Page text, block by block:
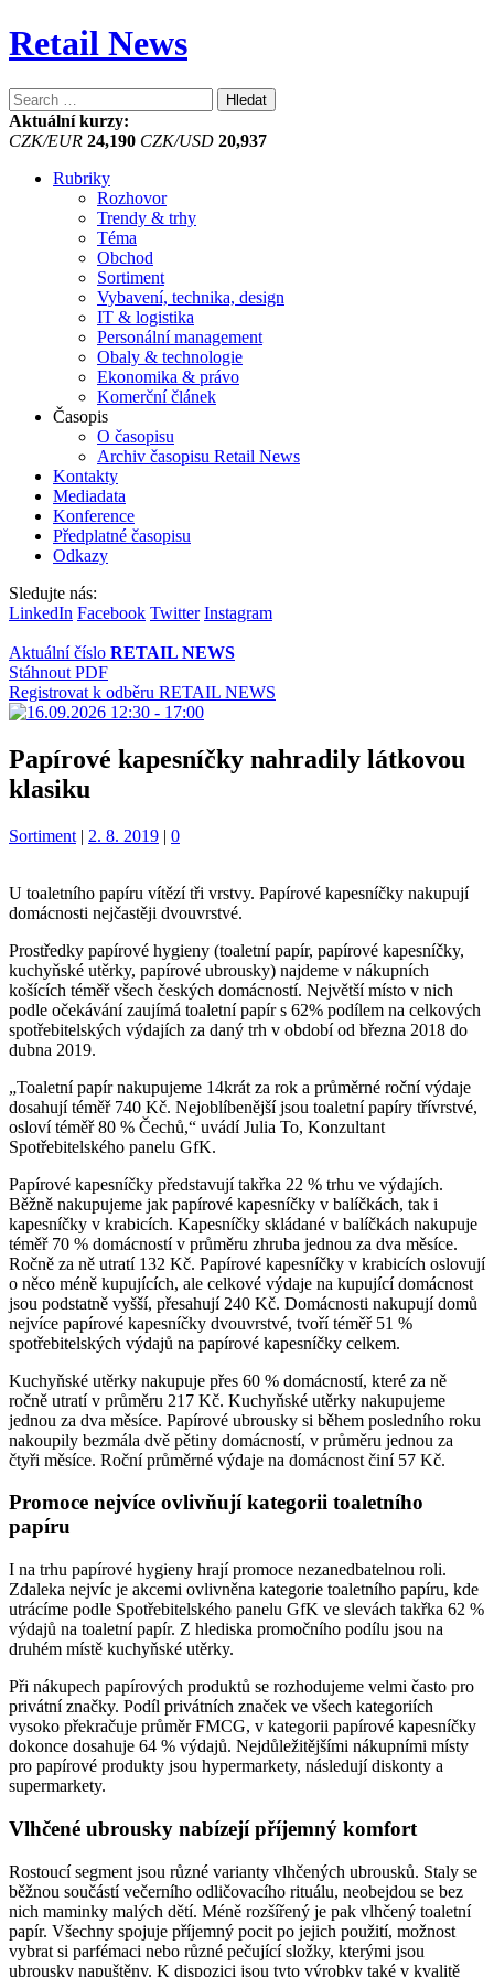
Retail News
Vyhledávání
Aktuální kurzy:
CZK/EUR 24,190 CZK/USD 20,937
Rubriky
Rozhovor
Trendy & trhy
Téma
Obchod
Sortiment
Vybavení, technika, design
IT & logistika
Personální management
Obaly & technologie
Ekonomika & právo
Komerční článek
Časopis
O časopisu
Archiv časopisu Retail News
Kontakty
Mediadata
Konference
Předplatné časopisu
Odkazy
Sledujte nás:
LinkedIn Facebook Twitter Instagram
Aktuální číslo RETAIL NEWS
Stáhnout PDF
Registrovat k odběru RETAIL NEWS
Papírové kapesníčky nahradily látkovou
klasiku
Kategorie:
Sortiment | 2. 8. 2019 | 0
U toaletního papíru vítězí tři vrstvy. Papírové kapesníčky nakupují
domácnosti nejčastěji dvouvrstvé.
Prostředky papírové hygieny (toaletní papír, papírové kapesníčky,
kuchyňské utěrky, papírové ubrousky) najdeme v nákupních
košících téměř všech českých domácností. Největší místo v nich
podle očekávání zaujímá toaletní papír s 62% podílem na celkových
spotřebitelských výdajích za daný trh v období od března 2018 do
dubna 2019.
„Toaletní papír nakupujeme 14krát za rok a průměrné roční výdaje
dosahují téměř 740 Kč. Nejoblíbenější jsou toaletní papíry třívrstvé,
osloví téměř 80 % Čechů,“ uvádí Julia To, Konzultant
Spotřebitelského panelu GfK.
Papírové kapesníčky představují takřka 22 % trhu ve výdajích.
Běžně nakupujeme jak papírové kapesníčky v balíčkách, tak i
kapesníčky v krabicích. Kapesníčky skládané v balíčkách nakupuje
téměř 70 % domácností v průměru zhruba jednou za dva měsíce.
Ročně za ně utratí 132 Kč. Papírové kapesníčky v krabicích oslovují
o něco méně kupujících, ale celkové výdaje na kupující domácnost
jsou podstatně vyšší, přesahují 240 Kč. Domácnosti nakupují domů
nejvíce papírové kapesníčky dvouvrstvé, tvoří téměř 51 %
spotřebitelských výdajů na papírové kapesníčky celkem.
Kuchyňské utěrky nakupuje přes 60 % domácností, které za ně
ročně utratí v průměru 217 Kč. Kuchyňské utěrky nakupujeme
jednou za dva měsíce. Papírové ubrousky si během posledního roku
nakoupily bezmála dvě pětiny domácností, v průměru jednou za
čtyři měsíce. Roční průměrné výdaje na domácnost činí 57 Kč.
Promoce nejvíce ovlivňují kategorii toaletního
papíru
I na trhu papírové hygieny hrají promoce nezanedbatelnou roli.
Zdaleka nejvíc je akcemi ovlivněna kategorie toaletního papíru, kde
utrácíme podle Spotřebitelského panelu GfK ve slevách takřka 62 %
výdajů na toaletní papír. Z hlediska promočního podílu jsou na
druhém místě kuchyňské utěrky.
Při nákupech papírových produktů se rozhodujeme velmi často pro
privátní značky. Podíl privátních značek ve všech kategoriích
vysoko překračuje průměr FMCG, v kategorii papírové kapesníčky
dokonce dosahuje 64 % výdajů. Nejdůležitějšími nákupními místy
pro papírové produkty jsou hypermarkety, následují diskonty a
supermarkety.
Vlhčené ubrousky nabízejí příjemný komfort
Rostoucí segment jsou různé varianty vlhčených ubrousků. Staly se
běžnou součástí večerního odličovacího rituálu, neobejdou se bez
nich maminky malých dětí. Méně rozšířený je pak vlhčený toaletní
papír. Všechny spojuje příjemný pocit po jejich použití, možnost
vybrat si parfémaci nebo různé pečující složky, kterými jsou
ubrousky napuštěny. K dispozici jsou tyto výrobky také v kvalitě